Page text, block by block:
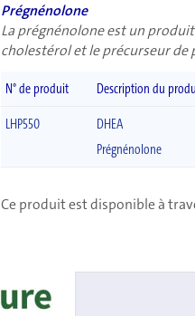
Prégnénolone
La prégnénolone est un
cholestérol et le précurseur
N° de produit Description du
LHP550
DHEA
Prégnénolone
Ce produit est disponible à